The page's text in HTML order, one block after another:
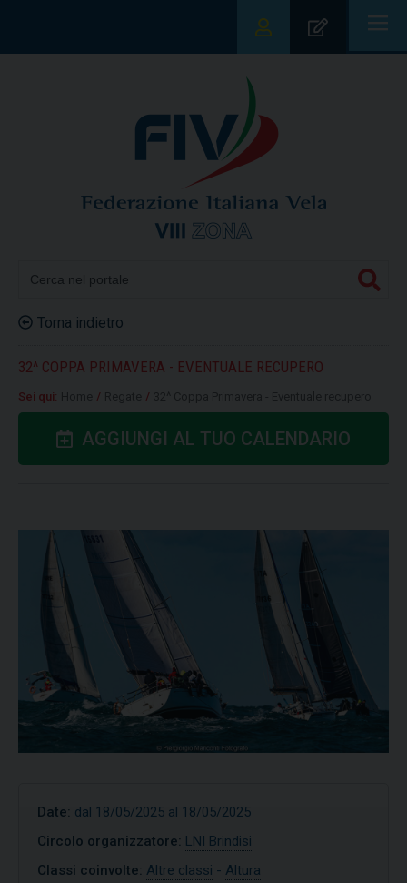
|||
Torna indietro
32^ COPPA PRIMAVERA - EVENTUALE RECUPERO
Sei qui: / /
AGGIUNGI AL TUO CALENDARIO
Date: dal 18/05/2025 al 18/05/2025
Circolo organizzatore: LNI Brindisi
Classi coinvolte: Altre classi - Altura